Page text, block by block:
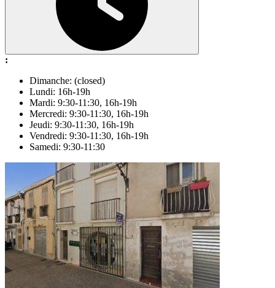
:
Dimanche: (closed)
Lundi: 16h-19h
Mardi: 9:30-11:30, 16h-19h
Mercredi: 9:30-11:30, 16h-19h
Jeudi: 9:30-11:30, 16h-19h
Vendredi: 9:30-11:30, 16h-19h
Samedi: 9:30-11:30